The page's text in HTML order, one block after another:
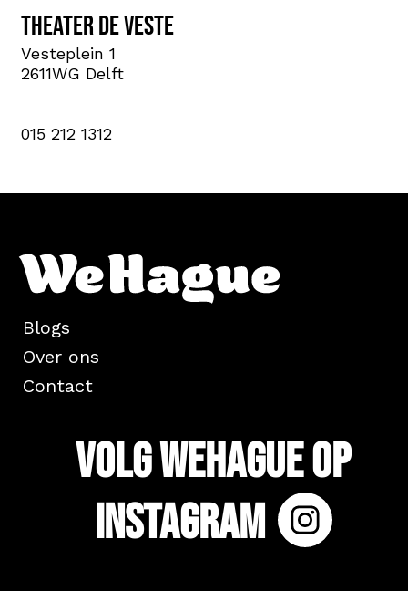
Theater de Veste
Vesteplein 1
2611WG Delft
015 212 1312
Blogs
Over ons
Contact
Volg WeHague op
Instagram